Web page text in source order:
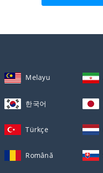
Melayu
한국어
Türkçe
Română